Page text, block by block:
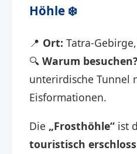
Höhle ❄️
📍 Ort: Tatra-
🔍 Warum besuchen?
unterirdische Tunnel
Eisformationen.
Die „Frosthöhle“ ist
touristisch